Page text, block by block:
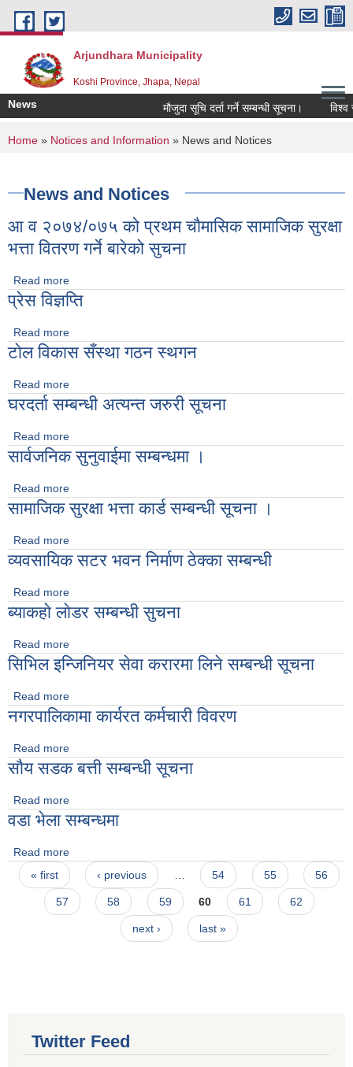
Skip to main content
Arjundhara Municipality
Koshi Province, Jhapa, Nepal
News मौजुदा सूचि दर्ता गर्ने सम्बन्धी सूचना। विश्व
You are here
Home » Notices and Information » News and Notices
News and Notices
आ व २०७४/०७५ को प्रथम चाैमासिक सामाजिक सुरक्षा
भत्ता वितरण गर्ने बारेको सुचना
Read more
वितरण गर्ने बारेको सुचना
प्रेस विज्ञप्ति
Read more
टाेल विकास सँस्था गठन स्थगन
Read more
घरदर्ता सम्बन्धी अत्यन्त जरुरी सूचना
Read more
सार्वजनिक सुनुवाईमा सम्बन्धमा ।
Read more
सामाजिक सुरक्षा भत्ता कार्ड सम्बन्धी सूचना ।
Read more
व्यवसायिक सटर भवन निर्माण ठेक्का सम्बन्धी
Read more
ब्याकहाे लाेडर सम्बन्धी सुचना
Read more
सिभिल इन्जिनियर सेवा करारमा लिने सम्बन्धी सूचना
Read more
नगरपालिकामा कार्यरत कर्मचारी विवरण
Read more
साैय सडक बत्ती सम्बन्धी सूचना
Read more
वडा भेला सम्बन्धमा
Read more
Pages
« first ‹ previous … 54 55 56
57 58 59 60 61 62
next › last »
Twitter Feed